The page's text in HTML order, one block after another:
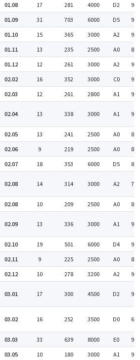
01.08 17 281 4000 D2 90
01.09 31 703 6000 D5 91
01.10 15 365 3000 A2 95
01.11 13 235 2500 A0 89
01.12 12 261 3000 A2 94
02.02 16 352 3000 C0 96
02.03 12 261 2800 A1 93
02.04 13 338 3000 A1 97
02.05 13 241 2500 A0 87
02.06 9 219 2500 A0 88
02.07 18 353 6000 D5 88
02.08 14 314 3000 A2 78
02.08 10 209 2500 A0 82
02.09 13 336 3000 A1 94
02.10 19 501 6000 D4 95
02.11 9 225 2500 A0 88
02.12 10 278 3200 A2 90
03.01 17 300 4500 D2 92
03.02 16 252 3500 D0 65
03.03 33 639 8000 E0 97
03.05 10 180 3000 A1 92